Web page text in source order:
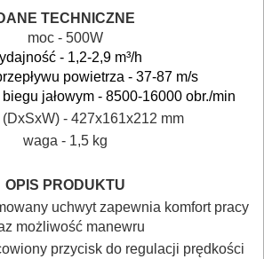
TECHNICZNE
moc - 500W
- 1,2-2,9 m³/h
powietrza - 37-87 m/s
jałowym - 8500-16000 obr./min
- 427x161x212 mm
waga - 1,5 kg
OPIS PRODUKTU
uchwyt zapewnia komfort pracy
możliwość manewru
przycisk do regulacji prędkości